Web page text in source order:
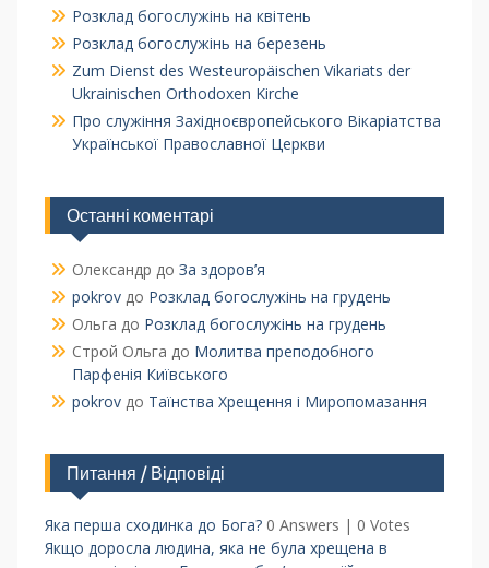
Розклад богослужінь на квітень
Розклад богослужінь на березень
Zum Dienst des Westeuropäischen Vikariats der
Ukrainischen Orthodoxen Kirche
Про служіння Західноєвропейського Вікаріатства
Української Православної Церкви
Останні коментарі
Олександр до За здоров’я
pokrovдо Розклад богослужінь на грудень
Ольга до Розклад богослужінь на грудень
Строй Ольга до Молитва преподобного
Парфенія Київського
pokrovдо Таїнства Хрещення і Миропомазання
Питання / Відповіді
Яка перша сходинка до Бога? 0 Answers | 0 Votes
Якщо доросла людина, яка не була хрещена в